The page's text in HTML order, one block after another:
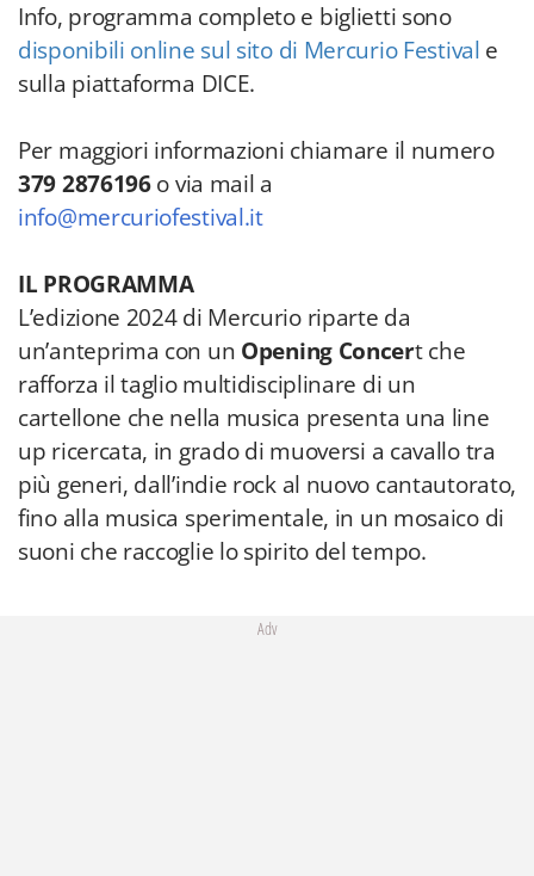
Info, programma completo e biglietti sono
disponibili online sul sito di Mercurio Festival e
sulla piattaforma DICE.
Per maggiori informazioni chiamare il numero
379 2876196o via mail a
info@mercuriofestival.it
IL PROGRAMMA
L’edizione 2024 di Mercurio riparte da
un’anteprima con un Opening Concert che
rafforza il taglio multidisciplinare di un
cartellone che nella musica presenta una line
up ricercata, in grado di muoversi a cavallo tra
più generi, dall’indie rock al nuovo cantautorato,
fino alla musica sperimentale, in un mosaico di
suoni che raccoglie lo spirito del tempo.
Adv